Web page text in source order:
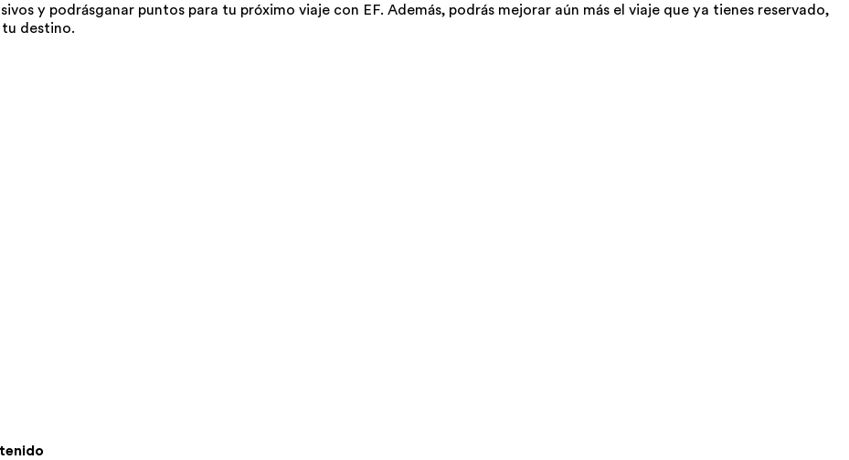
y podrásganar puntos para tu próximo viaje con EF. Además, podrás mejorar aún más el viaje que ya tienes reservado,
destino.